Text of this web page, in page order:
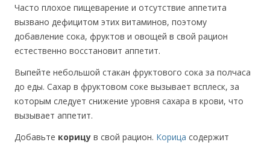
Часто плохое пищеварение и отсутствие аппетита
вызвано дефицитом этих витаминов, поэтому
добавление сока, фруктов и овощей в свой рацион
естественно восстановит аппетит.
Выпейте небольшой стакан фруктового сока за полчаса
до еды. Сахар в фруктовом соке вызывает всплеск, за
которым следует снижение уровня сахара в крови, что
вызывает аппетит.
Добавьте корицу в свой рацион. Корица содержит